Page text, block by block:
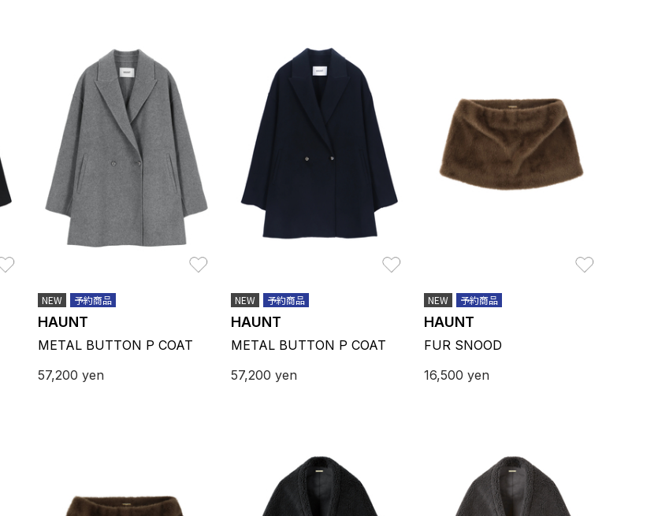
NEW 予約商品
HAUNT
METAL BUTTON P COAT
57,200 yen
NEW 予約商品
HAUNT
METAL BUTTON P COAT
57,200 yen
NEW 予約商品
HAUNT
FUR SNOOD
16,500 yen